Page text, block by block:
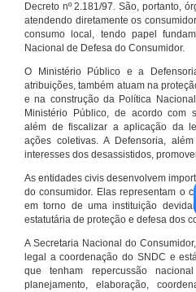
Decreto nº 2.181/97. São, portanto,
atendendo diretamente os
consumo local, tendo papel
Nacional de Defesa do Consumidor.
O Ministério Público e a
atribuições, também atuam na
e na construção da Política
Ministério Público, de acordo com
além de fiscalizar a aplicação da
ações coletivas. A Defensoria,
interesses dos desassistidos,
As entidades civis desenvolvem
do consumidor. Elas representam o
em torno de uma instituição
estatutária de proteção e defesa dos
A Secretaria Nacional do
legal a coordenação do SNDC e
que tenham repercussão
planejamento, elaboração,